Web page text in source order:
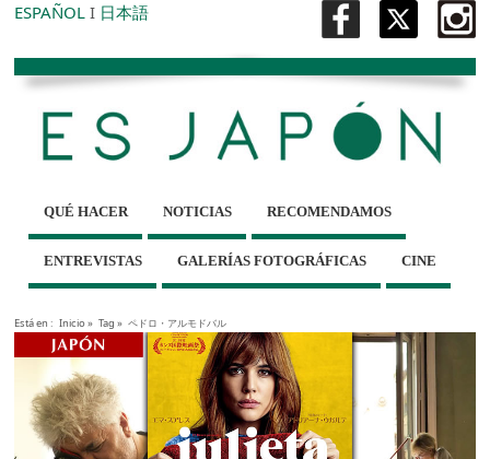
ESPAÑOL I 日本語
QUÉ HACER NOTICIAS RECOMENDAMOS
ENTREVISTAS GALERÍAS FOTOGRÁFICAS CINE
Está en : Inicio» Tag » ペドロ・アルモドバル